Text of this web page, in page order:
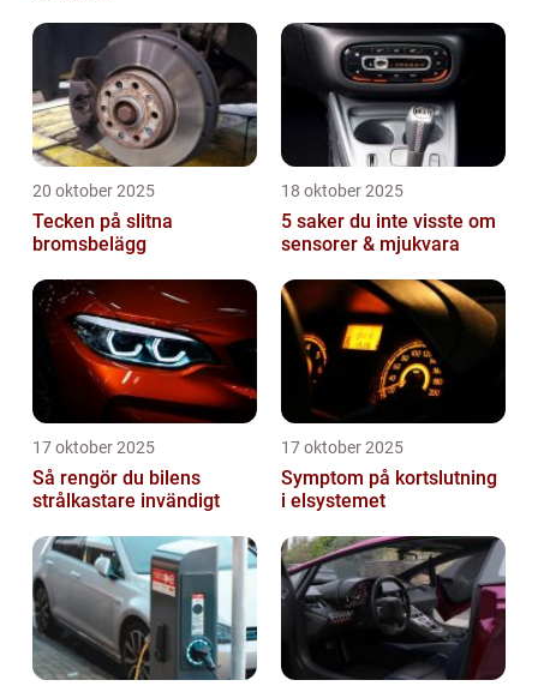
20 oktober 2025
Tecken på slitna
bromsbelägg
18 oktober 2025
5 saker du inte visste om
sensorer & mjukvara
17 oktober 2025
Så rengör du bilens
strålkastare invändigt
17 oktober 2025
Symptom på kortslutning
i elsystemet